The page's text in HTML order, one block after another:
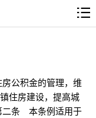
积金的管理，维
住房建设，提高城
条 本条例适用于